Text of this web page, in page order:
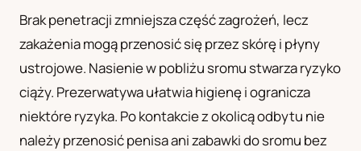
Brak penetracji zmniejsza część zagrożeń, lecz
zakażenia mogą przenosić się przez skórę i płyny
ustrojowe. Nasienie w pobliżu sromu stwarza ryzyko
ciąży. Prezerwatywa ułatwia higienę i ogranicza
niektóre ryzyka. Po kontakcie z okolicą odbytu nie
należy przenosić penisa ani zabawki do sromu bez